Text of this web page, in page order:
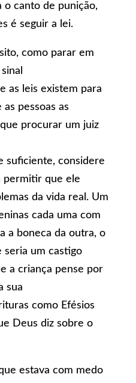
o canto de punição,
é seguir a lei.
como parar em
as leis existem para
pessoas as
procurar um juiz
suficiente, considere
permitir que ele
da vida real. Um
cada uma com
a boneca da outra, o
seria um castigo
a criança pense por
sua
como Efésios
Deus diz sobre o
estava com medo